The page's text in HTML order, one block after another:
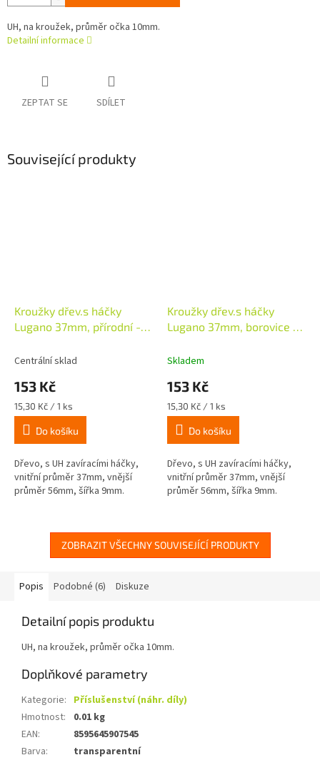
UH, na kroužek, průměr očka 10mm.
Detailní informace
ZEPTAT SE SDÍLET
Související produkty
Kroužky dřev.s háčky
Lugano 37mm, přírodní -
Centrální sklad
153 Kč
Měrná
cena:
15,30 Kč / 1 ks
Do košíku
Dřevo, s UH zavíracími háčky,
vnitřní průměr 37mm, vnější
průměr 56mm, šířka 9mm.
Kroužky dřev.s háčky
Lugano 37mm, borovice -
Skladem
153 Kč
Měrná
cena:
15,30 Kč / 1 ks
Do košíku
Dřevo, s UH zavíracími háčky,
vnitřní průměr 37mm, vnější
průměr 56mm, šířka 9mm.
ZOBRAZIT VŠECHNY SOUVISEJÍCÍ PRODUKTY
Popis Podobné (6) Diskuze
Detailní popis produktu
UH, na kroužek, průměr očka 10mm.
Doplňkové parametry
Kategorie: Příslušenství (náhr. díly)
Hmotnost:
0.01 kg
EAN:
8595645907545
Barva:
transparentní